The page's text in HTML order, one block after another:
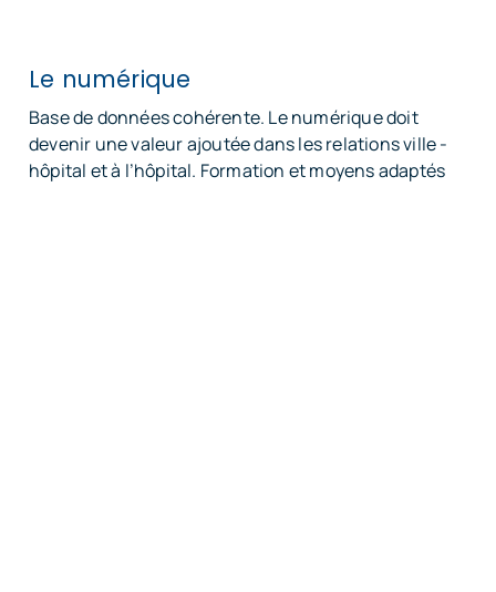
Le numérique
Base de données cohérente. Le numérique doit
devenir une valeur ajoutée dans les relations ville -
hôpital et à l’hôpital. Formation et moyens adaptés